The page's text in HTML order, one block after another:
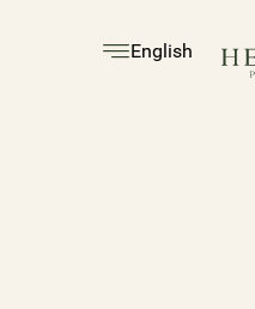
English